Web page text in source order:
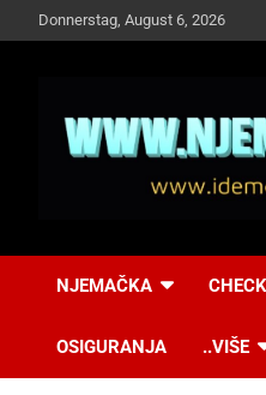
to
Donnerstag, August 6, 2026
Idemo u
NJEMAČKA
OSIGURANJA ..VIŠE